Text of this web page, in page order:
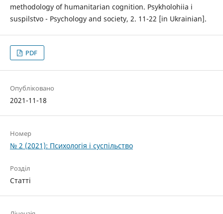
methodology of humanitarian cognition. Psykholohiia i
suspilstvo - Psychology and society, 2. 11-22 [in Ukrainian].
PDF
Опубліковано
2021-11-18
Номер
№ 2 (2021): Психологія і суспільство
Розділ
Статті